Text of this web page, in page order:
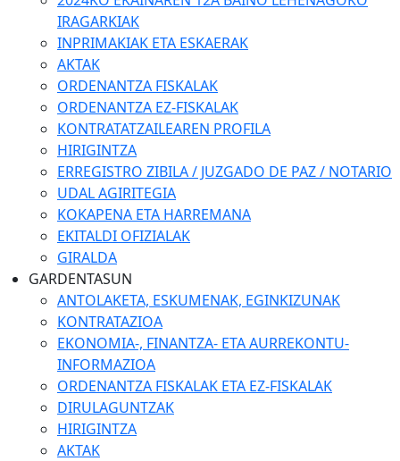
IRAGARKIAK
INPRIMAKIAK ETA ESKAERAK
AKTAK
ORDENANTZA FISKALAK
ORDENANTZA EZ-FISKALAK
KONTRATATZAILEAREN PROFILA
HIRIGINTZA
ERREGISTRO ZIBILA / JUZGADO DE PAZ / NOTARIO
UDAL AGIRITEGIA
KOKAPENA ETA HARREMANA
EKITALDI OFIZIALAK
GIRALDA
GARDENTASUN
ANTOLAKETA, ESKUMENAK, EGINKIZUNAK
KONTRATAZIOA
EKONOMIA-, FINANTZA- ETA AURREKONTU-
INFORMAZIOA
ORDENANTZA FISKALAK ETA EZ-FISKALAK
DIRULAGUNTZAK
HIRIGINTZA
AKTAK